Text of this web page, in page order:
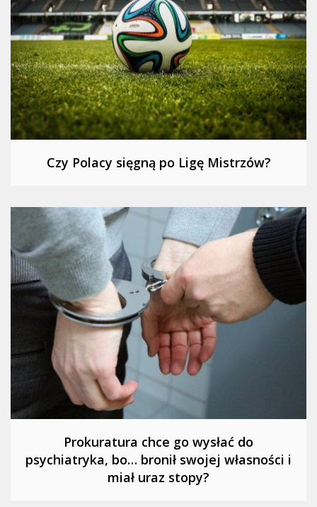
Czy Polacy sięgną po Ligę Mistrzów?
Prokuratura chce go wysłać do
psychiatryka, bo… bronił swojej własności i
miał uraz stopy?